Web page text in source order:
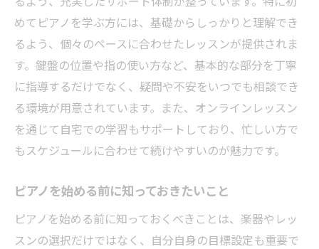
めてピアノを学ぶ方には、基礎からしっかりと理解でき
るよう、個々のペースに合わせたレッスンが提供されま
す。鍵盤の位置や指の使い方など、基本的な部分を丁寧
に指導するだけでなく、疑問や不安をいつでも相談でき
る環境が用意されています。また、オンラインレッスン
を通じて自宅での学習もサポートしており、忙しい方で
もスケジュールに合わせて続けやすいのが魅力です。
ピアノを始める前に知っておきたいこと
ピアノを始める前に知っておくべきことは、楽器やレッ
スンの選択だけではなく、自分自身の目標設定も重要で